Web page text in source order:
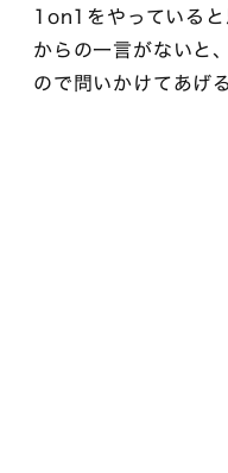
1on1をやっている
からの一言がないと
ので問いかけてあげ